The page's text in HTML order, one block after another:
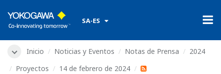
SA-ES
Inicio Noticias y Eventos Notas de Prensa
2024
Proyectos
14 de febrero de 2024